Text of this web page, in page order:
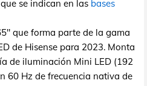
se indican en las bases
que forma parte de la gama
de Hisense para 2023. Monta
de iluminación Mini LED (192
60 Hz de frecuencia nativa de